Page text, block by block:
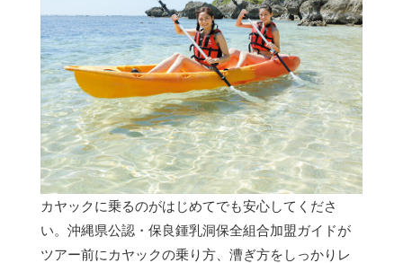
カヤックに乗るのがはじめてでも安心してくださ
い。沖縄県公認・保良鍾乳洞保全組合加盟ガイドが
ツアー前にカヤックの乗り方、漕ぎ方をしっかりレ